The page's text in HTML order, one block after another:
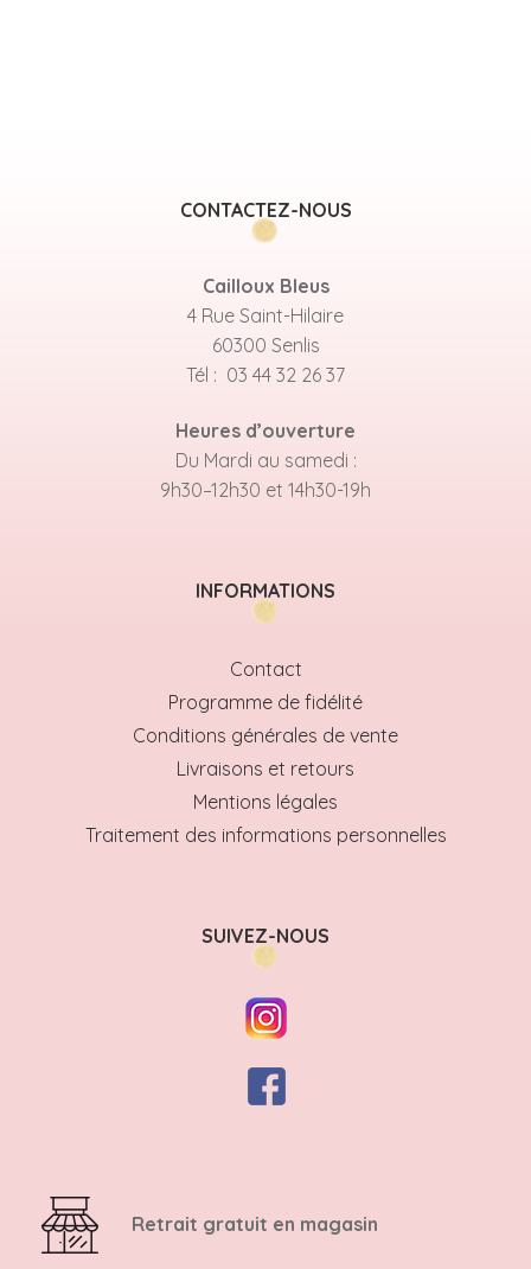
CONTACTEZ-NOUS
Cailloux Bleus
4 Rue Saint-Hilaire
60300 Senlis
Tél : 03 44 32 26 37
Heures d’ouverture
Du Mardi au samedi :
9h30–12h30 et 14h30-19h
INFORMATIONS
Contact
Programme de fidélité
Conditions générales de vente
Livraisons et retours
Mentions légales
Traitement des informations personnelles
SUIVEZ-NOUS
Retrait gratuit en magasin